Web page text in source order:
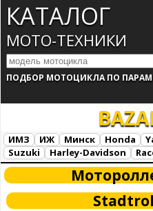
КАТАЛОГ
МОТО-ТЕХНИКИ
ПОДБОР МОТОЦИКЛА ПО
BAZA
ИМЗ ИЖ Минск Honda
Suzuki
Harley-Davidson
Все марки
Загрузка...